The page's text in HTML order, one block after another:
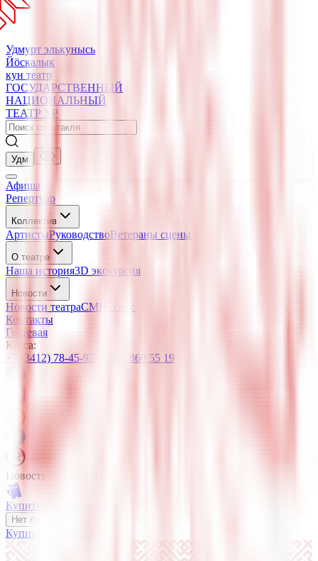
Удмурт элькунысь
Йӧскалык
кун театр
ГОСУДАРСТВЕННЫЙ
НАЦИОНАЛЬНЫЙ
ТЕАТР УР
Удм
Афиша
Репертуар
Коллектив
АртистыРуководствоВетераны сцены
О театре
Наша история3D экскурсия
Новости
Новости театраСМИ о нас
Контакты
Гостевая
Касса:
+7 (3412) 78-45-92
+7 901 860 55 19
Новость не найдена.
Купить билеты онлайн
Нет билетов?
Купить сертификат